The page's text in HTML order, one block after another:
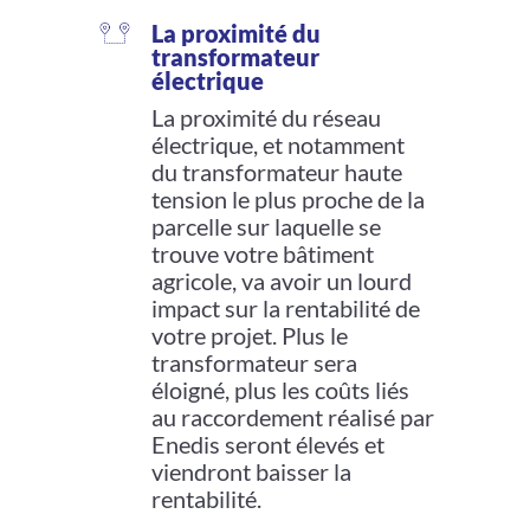
La proximité du
transformateur
électrique
La proximité du réseau
électrique, et notamment
du transformateur haute
tension le plus proche de la
parcelle sur laquelle se
trouve votre bâtiment
agricole, va avoir un lourd
impact sur la rentabilité de
votre projet. Plus le
transformateur sera
éloigné, plus les coûts liés
au raccordement réalisé par
Enedis seront élevés et
viendront baisser la
rentabilité.